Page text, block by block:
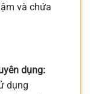
và chứa
dụng:
dụng